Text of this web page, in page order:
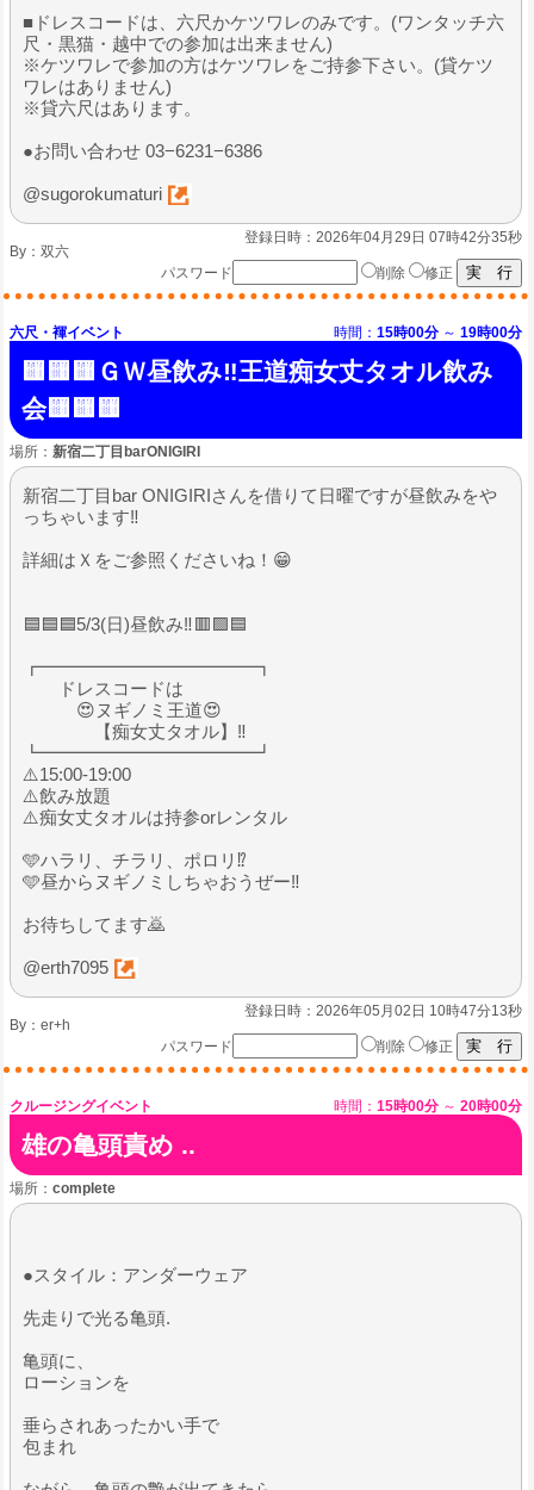
■ドレスコードは、六尺かケツワレのみです。(ワンタッチ六
尺・黒猫・越中での参加は出来ません)
※ケツワレで参加の方はケツワレをご持参下さい。(貸ケツ
ワレはありません)
※貸六尺はあります。
●お問い合わせ 03−6231−6386
@sugorokumaturi
登録日時：2026年04月29日 07時42分35秒
By： 双六
パスワード
削除 修正
六尺・褌イベント 時間： 15時00分 ～ 19時00分
🟨🟨🟨ＧＷ昼飲み‼️王道痴女丈タオル飲み
会🟨🟨🟨
場所： 新宿二丁目barONIGIRI
新宿二丁目bar ONIGIRIさんを借りて日曜ですが昼飲みをや
っちゃいます‼️
詳細はＸをご参照くださいね！😁
🟦🟦🟦5/3(日)昼飲み‼️🟥🟪🟦
┏━━━━━━━━━━━━┓
ドレスコードは
😍ヌギノミ王道😍
【痴女丈タオル】‼️
┗━━━━━━━━━━━━┛
⚠️15:00-19:00
⚠️飲み放題
⚠️痴女丈タオルは持参orレンタル
🩵ハラリ、チラリ、ポロリ⁉️
🩵昼からヌギノミしちゃおうぜー‼️
お待ちしてます🙇
@erth7095
登録日時：2026年05月02日 10時47分13秒
By： er+h
パスワード
削除 修正
クルージングイベント 時間： 15時00分 ～ 20時00分
雄の亀頭責め ..
場所： complete
●スタイル：アンダーウェア
先走りで光る亀頭.
亀頭に、
ローションを
垂らされあったかい手で
包まれ